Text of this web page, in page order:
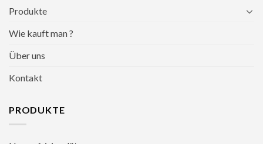
Produkte
Wie kauft man ?
Über uns
Kontakt
PRODUKTE